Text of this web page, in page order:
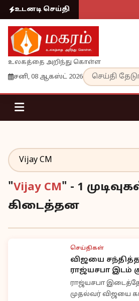
உடனடி செய்தி
உலகத்தை அறிந்து கொள்ள
சனி, 08 ஆகஸ்ட் 2026
"Vijay CM" - 1
கிடைத்தன
செய்திகள்
விஜயை சந்தித்த
ராஜ்யசபா இடம்
ஆலோசனை
ராஜ்யசபா
முதல்வர் விஜயை